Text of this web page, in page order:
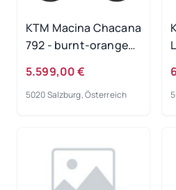
KTM Macina Chacana
792 - burnt-orange
5.599,00 €
5020 Salzburg, Österreich